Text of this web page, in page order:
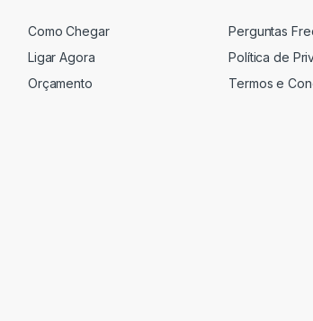
Como Chegar
Ligar Agora
Orçamento
Perguntas
Política de
Termos e